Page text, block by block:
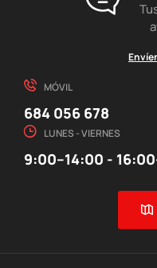
MÓVIL
684 056 678
LUNES - VIERNES
9:00–14:00 -